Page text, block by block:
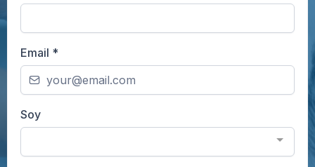
Email *
Soy